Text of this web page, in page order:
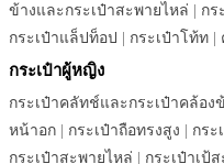
ข้างและกระเป๋าสะพายไหล่ | กร
กระเป๋าแล็ปท็อป | กระเป๋าโท้ท |
กระเป๋าผู้หญิง
กระเป๋าคลัทช์และกระเป๋าคล้อง
หน้าอก | กระเป๋าถือทรงสูง | กระ
กระเป๋าสะพายไหล่ | กระเป๋าเป้